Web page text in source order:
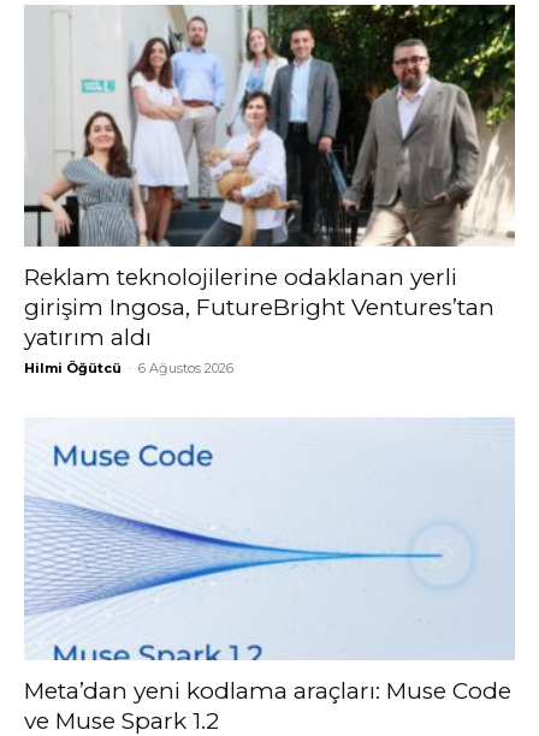
Reklam teknolojilerine odaklanan yerli
girişim Ingosa, FutureBright Ventures’tan
yatırım aldı
Hilmi Öğütcü - 6 Ağustos 2026
Meta’dan yeni kodlama araçları: Muse Code
ve Muse Spark 1.2